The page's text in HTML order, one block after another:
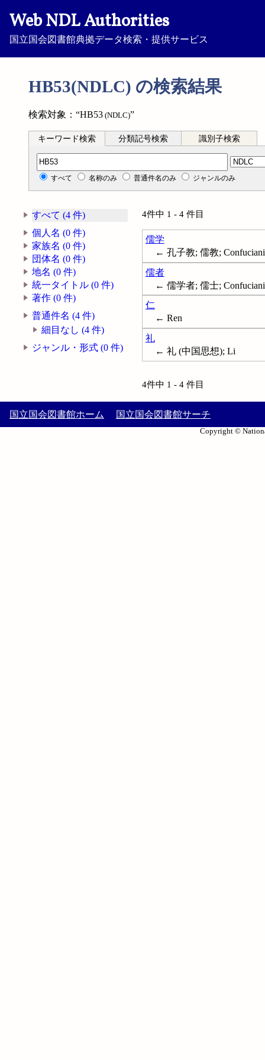
Web NDL Authorities
国立国会図書館典拠データ検索・提供サービス
HB53(NDLC) の検索結果
検索対象：“HB53 (NDLC)”
キーワード検索 分類記号検索 識別子検索
分類記号検索
すべて 名称のみ 普通件名のみ ジャンルのみ
すべて (4 件)
個人名 (0 件)
家族名 (0 件)
団体名 (0 件)
地名 (0 件)
統一タイトル (0 件)
著作 (0 件)
普通件名 (4 件)
細目なし (4 件)
ジャンル・形式 (0 件)
4件中 1 - 4 件目
儒学
← 孔子教; 儒教;
儒者
← 儒学者; 儒士;
仁
← Ren
礼
← 礼 (中国思想); Li
4件中 1 - 4 件目
国立国会図書館ホーム 国立国会図書館サーチ
Copyright ©